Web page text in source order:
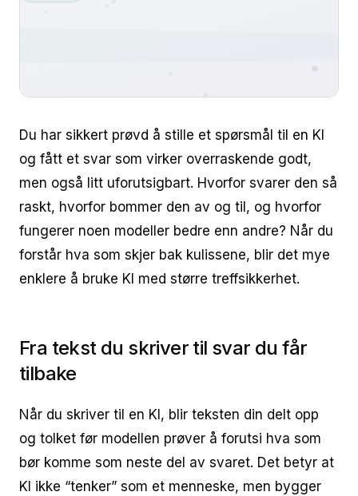
Du har sikkert prøvd å stille et spørsmål til en KI
og fått et svar som virker overraskende godt,
men også litt uforutsigbart. Hvorfor svarer den så
raskt, hvorfor bommer den av og til, og hvorfor
fungerer noen modeller bedre enn andre? Når du
forstår hva som skjer bak kulissene, blir det mye
enklere å bruke KI med større treffsikkerhet.
Fra tekst du skriver til svar du får
tilbake
Når du skriver til en KI, blir teksten din delt opp
og tolket før modellen prøver å forutsi hva som
bør komme som neste del av svaret. Det betyr at
KI ikke “tenker” som et menneske, men bygger